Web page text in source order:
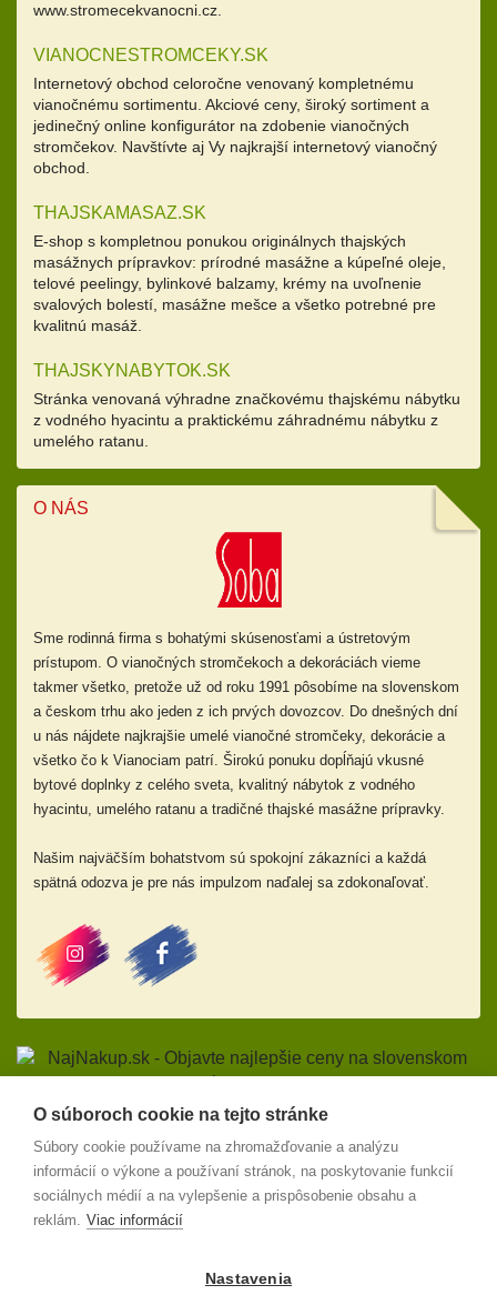
www.stromecekvanocni.cz.
VIANOCNESTROMCEKY.SK
Internetový obchod celoročne venovaný kompletnému
vianočnému sortimentu. Akciové ceny, široký sortiment a
jedinečný online konfigurátor na zdobenie vianočných
stromčekov. Navštívte aj Vy najkrajší internetový vianočný
obchod.
THAJSKAMASAZ.SK
E-shop s kompletnou ponukou originálnych thajských
masážnych prípravkov: prírodné masážne a kúpeľné oleje,
telové peelingy, bylinkové balzamy, krémy na uvoľnenie
svalových bolestí, masážne mešce a všetko potrebné pre
kvalitnú masáž.
THAJSKYNABYTOK.SK
Stránka venovaná výhradne značkovému thajskému nábytku
z vodného hyacintu a praktickému záhradnému nábytku z
umelého ratanu.
O NÁS
Sme rodinná firma s bohatými skúsenosťami a ústretovým
prístupom. O vianočných stromčekoch a dekoráciách vieme
takmer všetko, pretože už od roku 1991 pôsobíme na slovenskom
a českom trhu ako jeden z ich prvých dovozcov. Do dnešných dní
u nás nájdete najkrajšie umelé vianočné stromčeky, dekorácie a
všetko čo k Vianociam patrí. Širokú ponuku dopĺňajú vkusné
bytové doplnky z celého sveta, kvalitný nábytok z vodného
hyacintu, umelého ratanu a tradičné thajské masážne prípravky.
Našim najväčším bohatstvom sú spokojní zákazníci a každá
spätná odozva je pre nás impulzom naďalej sa zdokonaľovať.
Obchodné podmienky
Reklamácie a odstúpenie od zmluvy
Ochrana osobných údajov
O súboroch cookie na tejto stránke
Súbory cookie používame na zhromažďovanie a analýzu
informácií o výkone a používaní stránok, na poskytovanie funkcií
sociálnych médií a na vylepšenie a prispôsobenie obsahu a
reklám. Viac informácií
Nastavenia